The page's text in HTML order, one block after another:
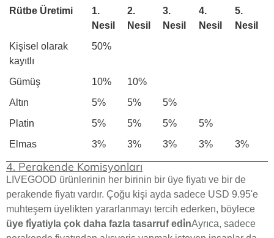
Rütbe Üretimi
1.
Nesil
2.
Nesil
3.
Nesil
4.
Nesil
5.
Nesil
Kişisel olarak
kayıtlı
50%
Gümüş 10%
10%
Altın
5% 5%
5%
Platin
5% 5% 5%
5%
Elmas
3% 3% 3% 3% 3%
4. Perakende Komisyonları
LIVEGOOD ürünlerinin her birinin bir üye fiyatı ve bir de
perakende fiyatı vardır. Çoğu kişi ayda sadece USD 9.95'e
muhteşem üyelikten yararlanmayı tercih ederken, böylece
üye fi̇yatiyla çok daha fazla tasarruf edi̇nAyrıca, sadece